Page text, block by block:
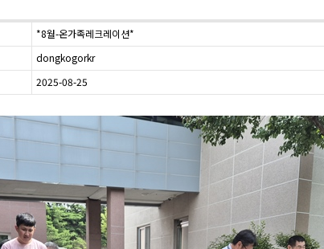
*8월-온가족레크레이션*
dongkogorkr
2025-08-25